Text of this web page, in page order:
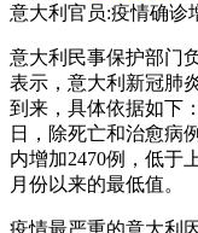
意大利官员:疫情确诊
意大利民事保护部门
表示，意大利新冠肺
到来，具体依据如下
日，除死亡和治愈病
内增加2470例，低于
月份以来的最低值。
疫情最严重的意大利